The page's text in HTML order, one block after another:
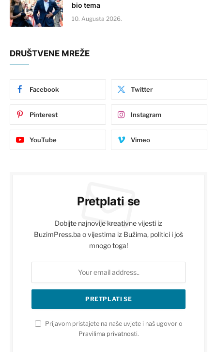
bio tema
10. Augusta 2026.
DRUŠTVENE MREŽE
Facebook Twitter
Pinterest Instagram
YouTube Vimeo
Pretplati se
Dobijte najnovije kreativne vijesti iz
BuzimPress.ba o vijestima iz Bužima, politici i još
mnogo toga!
Prijavom pristajete na naše uvjete i naš ugovor o
Pravilima privatnosti.